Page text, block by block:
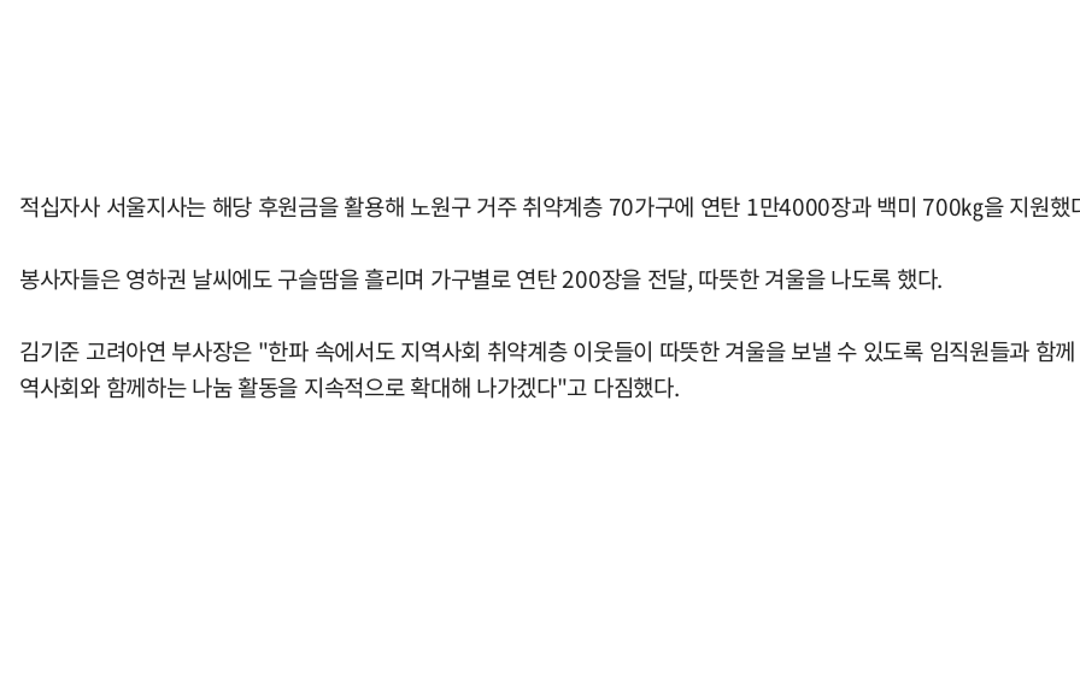
적십자사 서울지사는 해당 후원금을 활용해 노원구 거주 취약계층 70가구에 연탄 1만4000장과 백미 700㎏을 지원했
봉사자들은 영하권 날씨에도 구슬땀을 흘리며 가구별로 연탄 200장을 전달, 따뜻한 겨울을 나도록 했다.
김기준 고려아연 부사장은 "한파 속에서도 지역사회 취약계층 이웃들이 따뜻한 겨울을 보낼 수 있도록 임직원들과 함
역사회와 함께하는 나눔 활동을 지속적으로 확대해 나가겠다"고 다짐했다.